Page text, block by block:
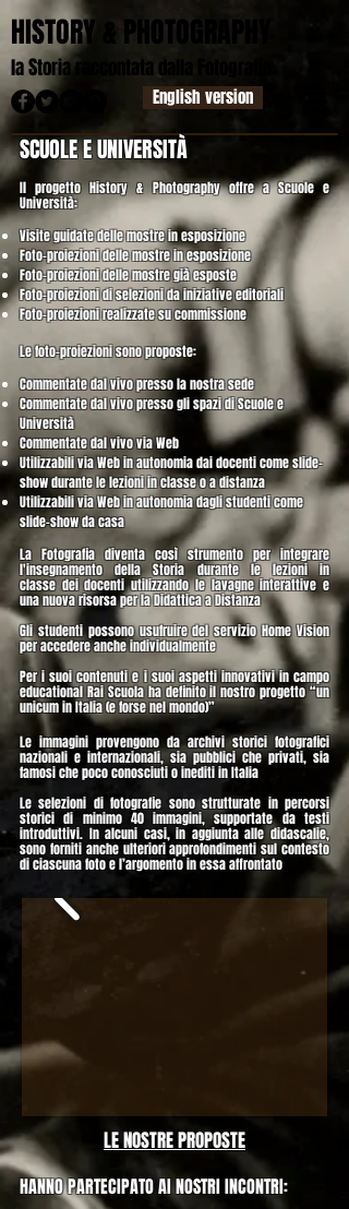
HISTORY & PHOTOGRAPHY
laStoria raccontata dalla
English version
SCUOLE E UNIVERSITÀ
Il progetto History & Photography offre a Scuole e
Università:
Visite guidate delle mostre in esposizione
Foto-proiezioni delle mostre in esposizione
Foto-proiezioni delle mostre già esposte
Foto-proiezioni di selezioni da iniziative editoriali
Foto-proiezioni realizzate su commissione
Le foto-proiezioni sono proposte:
Commentate dal vivo presso la nostra sede
Commentate dal vivo presso gli spazi di Scuole e
Università
Commentate dal vivo via Web
Utilizzabili via Web in autonomia dai docenti come slide-
show durante le lezioni in classe o a distanza
Utilizzabili via Web in autonomia dagli studenti come
slide-show da casa
La Fotografia diventa così strumento per integrare
l'insegnamento della Storia durante le lezioni in
classedei docenti utilizzando le lavagne interattive e
una nuova risorsa per la Didattica a Distanza
Gli studenti possono usufruire del servizio Home Vision
per accedere anche individualmente
Per i suoi contenuti e i suoi aspetti innovativi in campo
educational Rai Scuola ha definito il nostro progetto “un
unicum in Italia (e forse nel mondo)”
Le immagini provengono da archivi storici fotografici
nazionali e internazionali, sia pubblici che privati, sia
famosi che poco conosciuti o inediti in Italia
Le selezioni di fotografie sono strutturate in percorsi
storici di minimo 40 immagini, supportate da testi
introduttivi. In alcuni casi, in aggiunta alle didascalie,
sono forniti anche ulteriori approfondimenti sul contesto
di ciascuna foto e l’argomento in essa affrontato
LE NOSTRE PROPOSTE
HANNO PARTECIPATO AI NOSTRI INCONTRI: